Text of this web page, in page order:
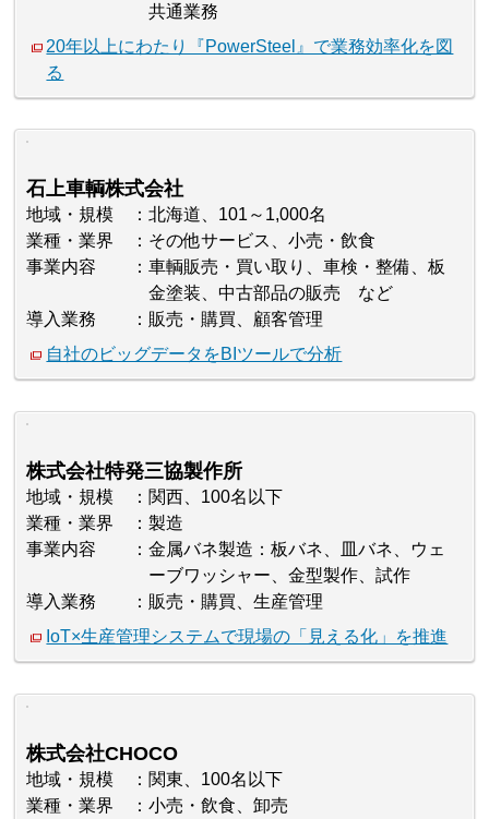
共通業務
20年以上にわたり『PowerSteel』で業務効率化を図
る
石上車輌株式会社
地域・規模
北海道、101～1,000名
業種・業界
その他サービス、小売・飲食
事業内容
車輌販売・買い取り、車検・整備、板
金塗装、中古部品の販売 など
導入業務
販売・購買、顧客管理
自社のビッグデータをBIツールで分析
株式会社特発三協製作所
地域・規模
関西、100名以下
業種・業界
製造
事業内容
金属バネ製造：板バネ、皿バネ、ウェ
ーブワッシャー、金型製作、試作
導入業務
販売・購買、生産管理
IoT×生産管理システムで現場の「見える化」を推進
株式会社CHOCO
地域・規模
関東、100名以下
業種・業界
小売・飲食、卸売